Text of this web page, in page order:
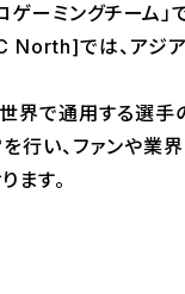
ーミングチーム
では、アジア
で通用する選手
行い、ファンや業
ます。